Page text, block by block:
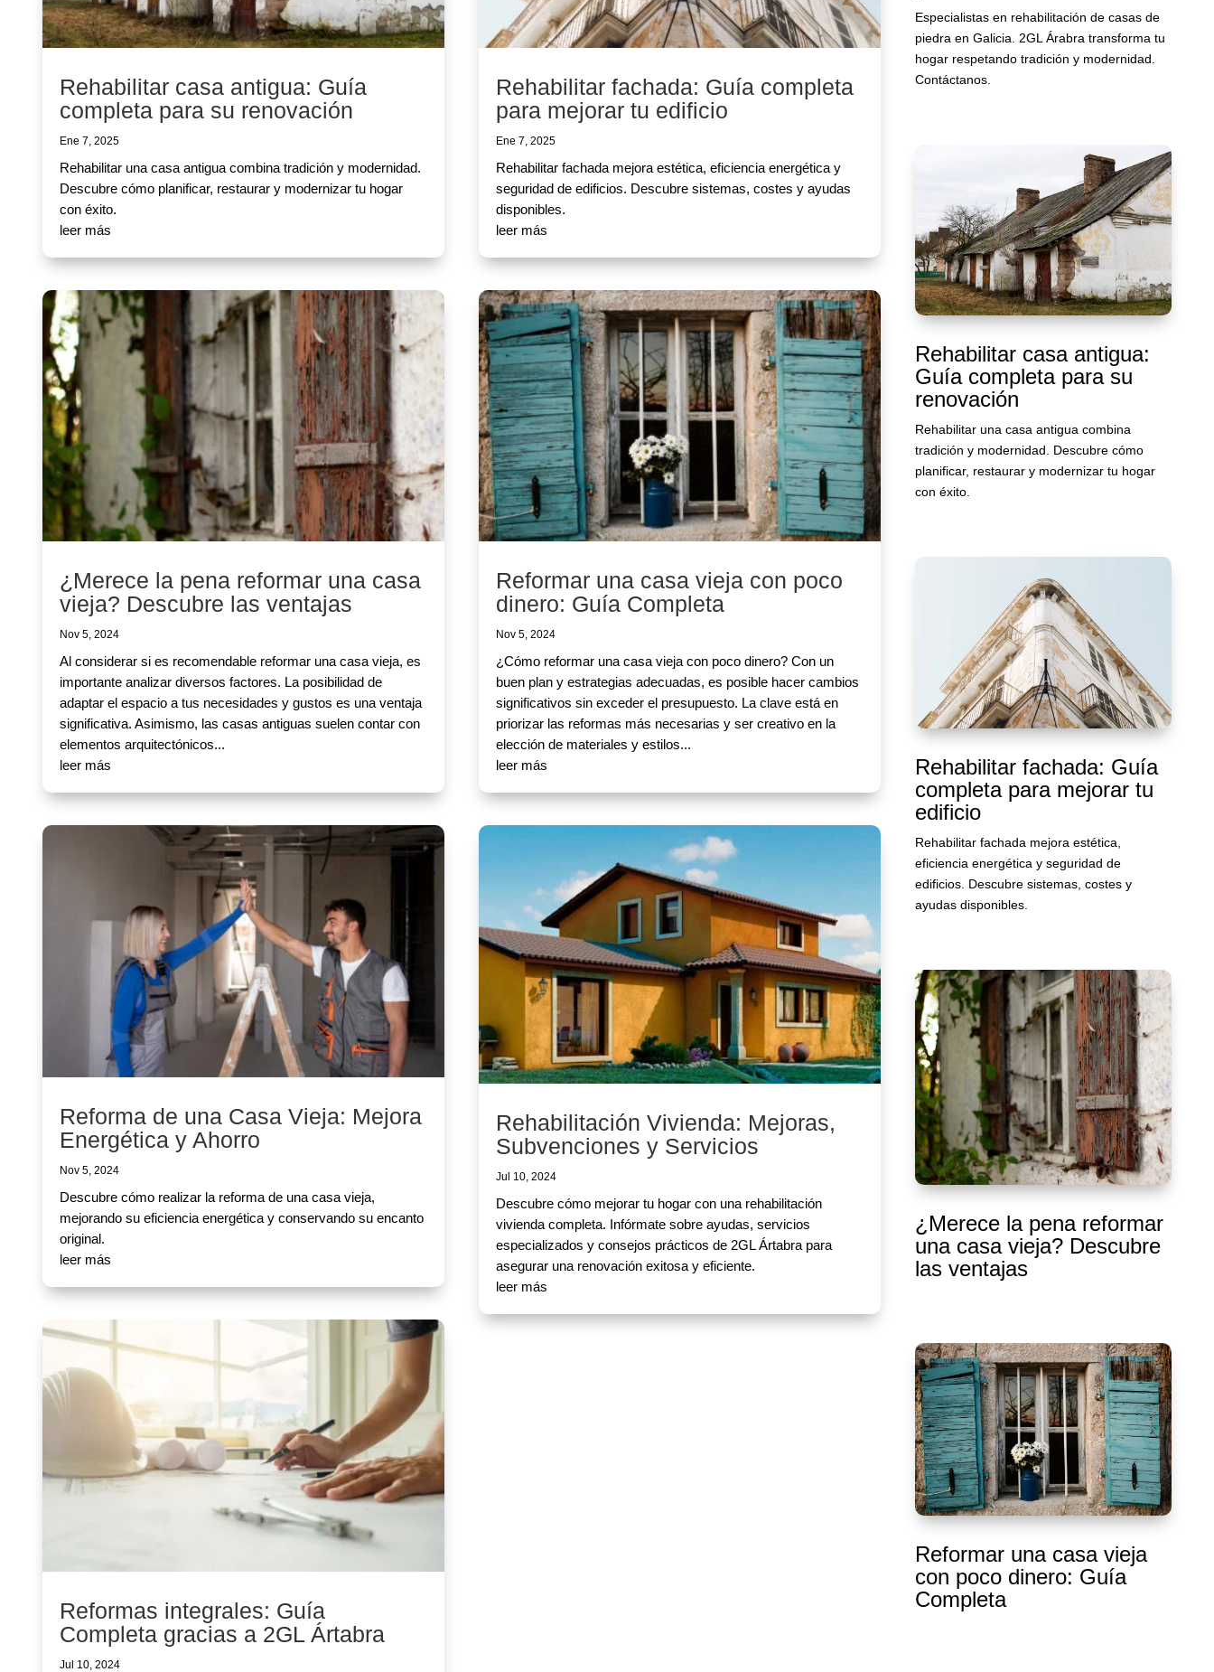
Rehabilitar casa antigua: Guía
completa para su renovación
Ene 7, 2025
Rehabilitar una casa antigua combina tradición y modernidad.
Descubre cómo planificar, restaurar y modernizar tu hogar
con éxito.
leer más
¿Merece la pena reformar una casa
vieja? Descubre las ventajas
Nov 5, 2024
Al considerar si es recomendable reformar una casa vieja, es
importante analizar diversos factores. La posibilidad de
adaptar el espacio a tus necesidades y gustos es una ventaja
significativa. Asimismo, las casas antiguas suelen contar con
elementos arquitectónicos...
leer más
Reforma de una Casa Vieja: Mejora
Energética y Ahorro
Nov 5, 2024
Descubre cómo realizar la reforma de una casa vieja,
mejorando su eficiencia energética y conservando su encanto
original.
leer más
Reformas integrales: Guía
Completa gracias a 2GL Ártabra
Jul 10, 2024
Rehabilitar fachada: Guía completa
para mejorar tu edificio
Ene 7, 2025
Rehabilitar fachada mejora estética, eficiencia energética y
seguridad de edificios. Descubre sistemas, costes y ayudas
disponibles.
leer más
Reformar una casa vieja con poco
dinero: Guía Completa
Nov 5, 2024
¿Cómo reformar una casa vieja con poco dinero? Con un
buen plan y estrategias adecuadas, es posible hacer cambios
significativos sin exceder el presupuesto. La clave está en
priorizar las reformas más necesarias y ser creativo en la
elección de materiales y estilos...
leer más
Rehabilitación Vivienda: Mejoras,
Subvenciones y Servicios
Jul 10, 2024
Descubre cómo mejorar tu hogar con una rehabilitación
vivienda completa. Infórmate sobre ayudas, servicios
especializados y consejos prácticos de 2GL Ártabra para
asegurar una renovación exitosa y eficiente.
leer más
Especialistas en rehabilitación de casas de
piedra en Galicia. 2GL Árabra transforma tu
hogar respetando tradición y modernidad.
Contáctanos.
Rehabilitar casa antigua:
Guía completa para su
renovación
Rehabilitar una casa antigua combina
tradición y modernidad. Descubre cómo
planificar, restaurar y modernizar tu hogar
con éxito.
Rehabilitar fachada: Guía
completa para mejorar tu
edificio
Rehabilitar fachada mejora estética,
eficiencia energética y seguridad de
edificios. Descubre sistemas, costes y
ayudas disponibles.
¿Merece la pena reformar
una casa vieja? Descubre
las ventajas
Reformar una casa vieja
con poco dinero: Guía
Completa